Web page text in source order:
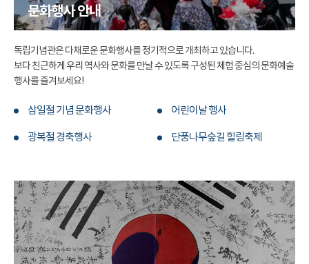
문화행사 안내
독립기념관은 다채로운 문화행사를 정기적으로 개최하고 있습니다.
보다 친근하게 우리 역사와 문화를 만날 수 있도록 구성된 체험 중심의 문화예술
행사를 즐겨보세요!
삼일절 기념 문화행사 어린이날 행사
광복절 경축행사 단풍나무숲길 힐링축제